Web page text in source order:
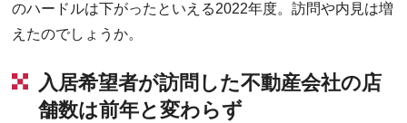
のハードルは下がったといえる2022年度。訪問や内見は増
えたのでしょうか。
入居希望者が訪問した不動産会社の店
舗数は前年と変わらず